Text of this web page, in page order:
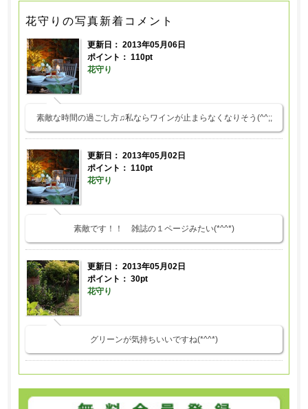
花守りの写真新着コメント
更新日： 2013年05月06日
ポイント： 110pt
花守り
素敵な時間の過ごし方♫私ならワインが止まらなくなりそう(^^;;
更新日： 2013年05月02日
ポイント： 110pt
花守り
素敵です！！ 雑誌の１ページみたい(*^^*)
更新日： 2013年05月02日
ポイント： 30pt
花守り
グリーンが気持ちいいですね(*^^*)